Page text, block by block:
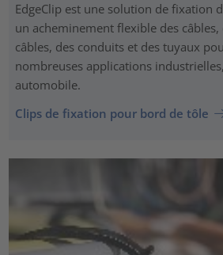
EdgeClip est une solution de fixation
un acheminement flexible des câbles,
câbles, des conduits et des tuyaux
nombreuses applications
automobile.
Clips de fixation pour bord de tôle